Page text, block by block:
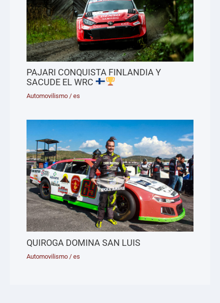
PAJARI CONQUISTA FINLANDIA Y
SACUDE EL WRC
Automovilismo /es
QUIROGA DOMINA SAN LUIS
Automovilismo /es